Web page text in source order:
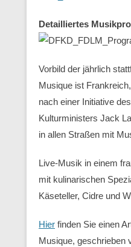
Detailliertes
Vorbild der jährlich
Musique ist
nach einer Initiative
Kulturministers Jack
in allen Straßen mit
Live-Musik in einem
mit kulinarischen
Käseteller, Cidre und
Hier finden Sie einen
Musique, geschrieben